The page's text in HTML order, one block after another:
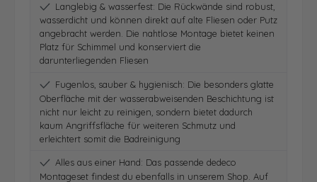
Langlebig & wasserfest: Die Rückwände sind robust,
wasserdicht und können direkt auf alte Fliesen oder Putz
angebracht werden. Die nahtlose Montage bietet keinen
Platz für Schimmel und konserviert die
darunterliegenden Fliesen
Fugenlos, sauber & hygienisch: Die besonders glatte
Oberfläche mit der wasserabweisenden Beschichtung ist
nicht nur leicht zu reinigen, sondern bietet dadurch
kaum Angriffsfläche für weiteren Schmutz und
erleichtert somit die Badreinigung
Alles aus einer Hand: Das passende dedeco
Montageset findest du ebenfalls in unserem Shop. Auf